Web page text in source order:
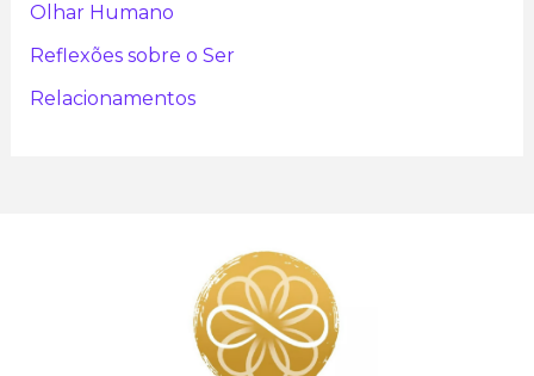
Olhar Humano
Reflexões sobre o Ser
Relacionamentos